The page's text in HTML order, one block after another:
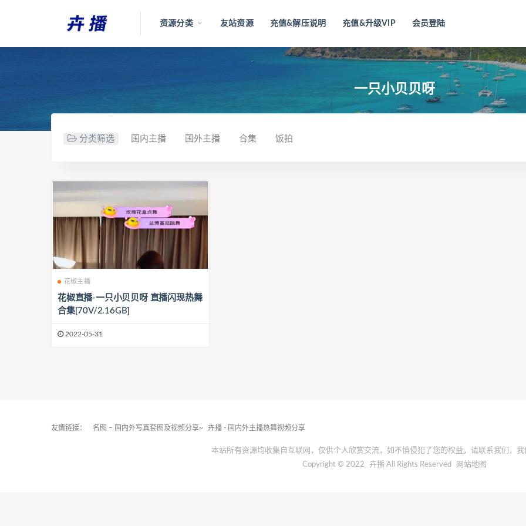
资源分类 友站资源 充值&解压说明 充值&升级VIP 会员登陆
一只小贝贝呀
分类筛选 国内主播 国外主播 合集 饭拍
花椒主播
花椒直播-一只小贝贝呀 直播闪现热舞
合集[70V/2.16GB]
2022-05-31
友情链接： 名图 – 国内外写真套图及视频分享~ 卉播 - 国内外主播热舞视频分享
本站所有资源均收集自互联网，仅供个人欣赏交流，如不慎侵犯了您的权益，请联系我们，我
Copyright © 2022
卉播 All Rights Reserved 网站地图